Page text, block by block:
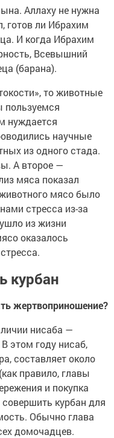
Аллаху не нужна
готов ли Ибрахим
И когда Ибрахим
Всевышний
(барана).
то животные
пользуемся
нуждается
научные
из одного стада.
А второе —
мяса показал
мясо было
стресса из-за
из жизни
оказалось
курбан
жертвоприношение?
нисаба —
этом году нисаб,
составляет около
правило, главы
и покупка
курбан для
Обычно глава
домочадцев.